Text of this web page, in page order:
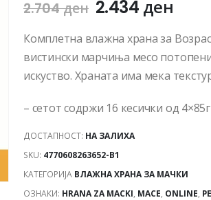
2.704ден 2.434 ден
Комплетна влажна храна за
вистински марчиња месо
искуство. Храната има мека
– сетот содржи 16 кесички од
ДОСТАПНОСТ: НА ЗАЛИХА
SKU: 4770608263652-B1
КАТЕГОРИЈА ВЛАЖНА ХРАНА ЗА МАЧКИ
ОЗНАКИ: HRANA ZA MACKI, MACE, ONLINE,